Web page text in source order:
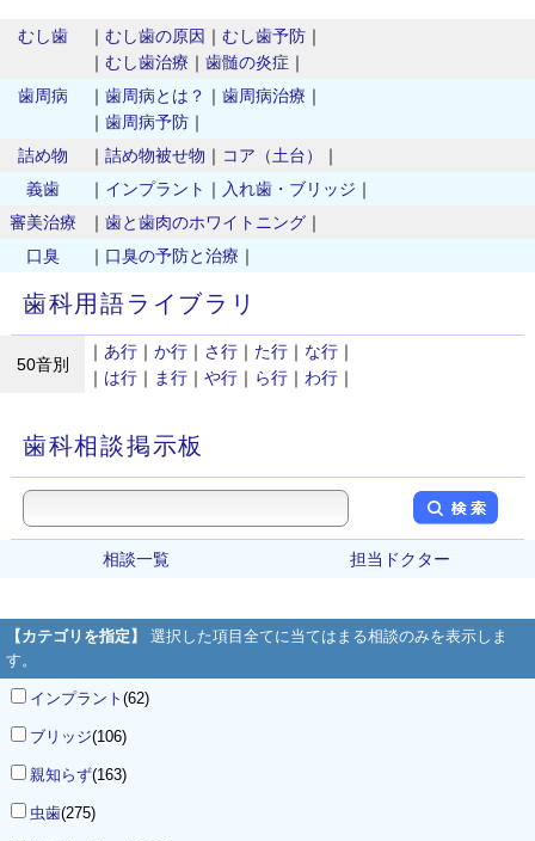
むし歯 ｜ むし歯の原因 ｜ むし歯予防 ｜
｜ むし歯治療 ｜ 歯髄の炎症 ｜
歯周病
｜ 歯周病とは？ ｜ 歯周病治療 ｜
｜ 歯周病予防 ｜
詰め物
｜ 詰め物被せ物 ｜ コア（土台）
｜
義歯
｜ インプラント ｜ 入れ歯・ブリッジ ｜
審美治療
｜ 歯と歯肉のホワイトニング ｜
口臭
｜ 口臭の予防と治療 ｜
歯科用語ライブラリ
50音別
｜ あ行 ｜ か行 ｜ さ行 ｜ た行 ｜ な行 ｜
｜ は行 ｜ ま行 ｜ や行 ｜ ら行 ｜ わ行 ｜
歯科相談掲示板
相談一覧 担当ドクター
【カテゴリを指定】
選択した項目全てに当てはまる相談のみを表示しま
す。
インプラント (62)
ブリッジ(106)
親知らず(163)
虫歯(275)